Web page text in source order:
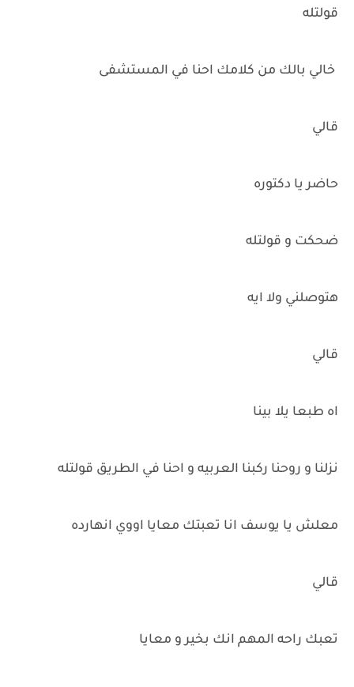
قولتله
خالي بالك من كلامك احنا في المستشفى
قالي
حاضر يا دكتوره
ضحكت و قولتله
هتوصلني ولا ايه
قالي
اه طبعا يلا بينا
نزلنا و روحنا ركبنا العربيه و احنا في الطريق قولتله
معلش يا يوسف انا تعبتك معايا اووي انهارده
قالي
تعبك راحه المهم انك بخير و معايا